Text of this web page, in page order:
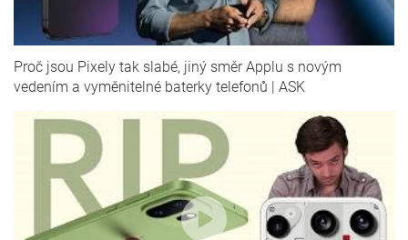
Proč jsou Pixely tak slabé, jiný směr Applu s novým
vedením a vyměnitelné baterky telefonů | ASK